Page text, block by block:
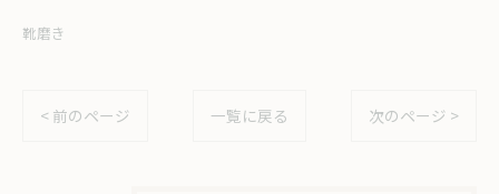
靴磨き
< 前のページ 一覧に戻る 次のページ >